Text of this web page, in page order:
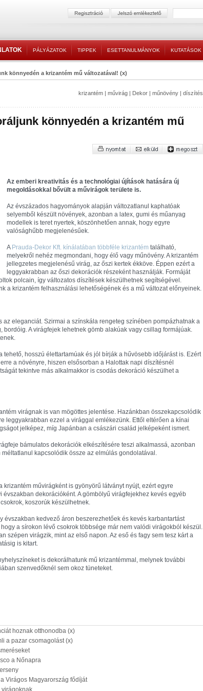
PÁLYÁZATOK TIPPEK ESETTANULMÁNYOK KUTATÁSOK
könnyedén a krizantém mű változatával! (x)
krizantém | művirág | Dekor | műnövény | díszítés
könnyedén a krizantém mű
Az emberi kreativitás és a technológiai újítások hatására új
megoldásokkal bővült a művirágok területe is.
Az évszázados hagyományok alapján változatlanul kaphatóak
selyemből készült növények, azonban a latex, gumi és műanyag
modellek is teret nyertek, köszönhetően annak, hogy egyre
valósághűbb megjelenésűek.
A Prauda-Dekor Kft. kínálatában többféle krizantém található,
melyekről nehéz megmondani, hogy élő vagy műnövény. A krizantém
jellegzetes megjelenésű virág, az őszi kertek ékköve. Éppen ezért a
leggyakrabban az őszi dekorációk részeként használják. Formáját
polcain, így változatos díszítések készülhetnek segítségével.
a krizantém felhasználási lehetőségének és a mű változat előnyeinek.
az eleganciát. Szirmai a színskála rengeteg színében pompázhatnak a
bordóig. A virágfejek lehetnek gömb alakúak vagy csillag formájúak.
tehető, hosszú élettartamúak és jól bírják a hűvösebb időjárást is. Ezért
a növényre, hiszen elsősorban a Halottak napi díszítésnél
tekintve más alkalmakkor is csodás dekoráció készülhet a
virágnak is van mögöttes jelentése. Hazánkban összekapcsolódik
leggyakrabban ezzel a virággal emlékezünk. Ettől eltérően a kínai
jelképez, míg Japánban a császári család jelképeként ismert.
bámulatos dekorációk elkészítésére teszi alkalmassá, azonban
kapcsolódik össze az elmúlás gondolatával.
művirágként is gyönyörű látványt nyújt, ezért egyre
dekorációként. A gömbölyű virágfejekhez kevés egyéb
koszorúk készülhetnek.
évszakban kedvező áron beszerezhetőek és kevés karbantartást
a sírokon lévő csokrok többsége már nem valódi virágokból készül.
szépen virágzik, mint az első napon. Az eső és fagy sem tesz kárt a
is kitart.
is dekorálhatunk mű krizantémmal, melynek további
szenvedőknél sem okoz tüneteket.
hoznak otthonodba (x)
a pazar csomagolást (x)
a Nőnapra
Virágos Magyarország fődíját
virágoknak